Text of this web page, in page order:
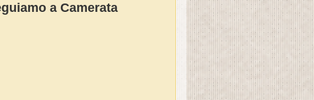
a Camerata